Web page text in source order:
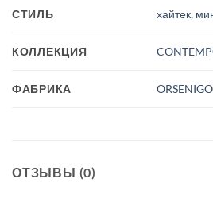
СТИЛЬ хайтек,
КОЛЛЕКЦИЯ
ФАБРИКА ORSENIGO
ОТЗЫВЫ (0)